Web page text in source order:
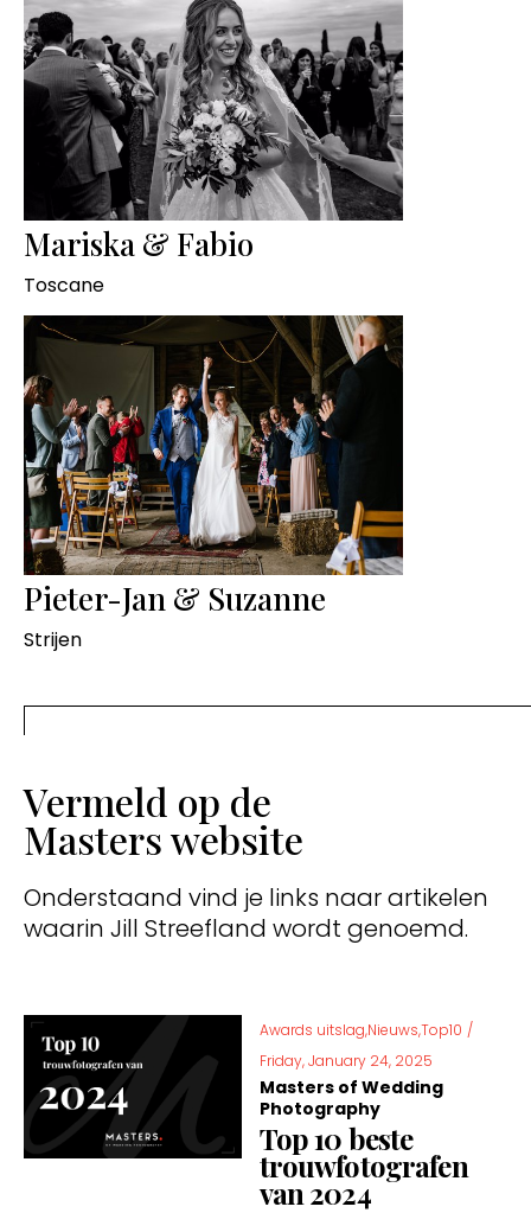
Mariska & Fabio
Toscane
Pieter-Jan & Suzanne
Strijen
Vermeld op de
Masters website
Onderstaand vind je links naar artikelen
waarin Jill Streefland wordt genoemd.
Awards uitslag,Nieuws,Top10 /
Friday, January 24, 2025
Masters of Wedding
Photography
Top 10 beste
trouwfotografen
van 2024